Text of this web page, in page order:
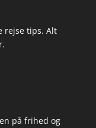
rejse tips. Alt
på frihed og